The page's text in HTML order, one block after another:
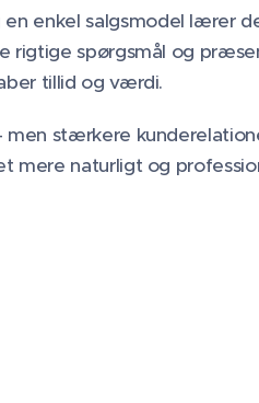
en enkel salgsmodel lærer
rigtige spørgsmål og
tillid og værdi.
men stærkere
mere naturligt og